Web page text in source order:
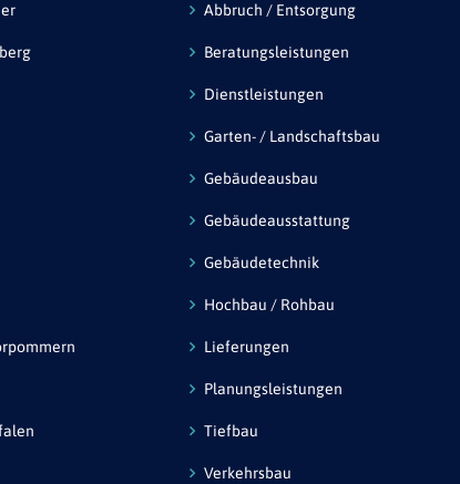
Abbruch / Entsorgung
Beratungsleistungen
Dienstleistungen
Garten- / Landschaftsbau
Gebäudeausbau
Gebäudeausstattung
Gebäudetechnik
Hochbau / Rohbau
Lieferungen
Planungsleistungen
Tiefbau
Verkehrsbau